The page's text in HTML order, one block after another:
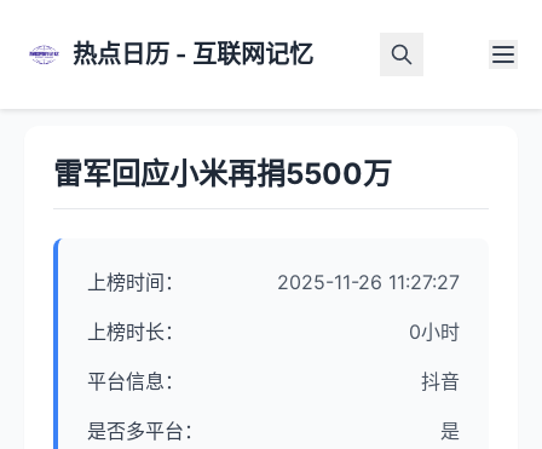
热点日历 - 互联网记忆
雷军回应小米再捐5500万
上榜时间： 2025-11-26 11:27:27
上榜时长： 0小时
平台信息： 抖音
是否多平台： 是